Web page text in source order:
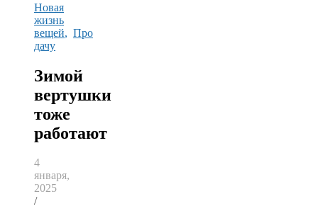
Новая
жизнь
вещей, Про
дачу
Зимой
вертушки
тоже
работают
4
января,
2025
/